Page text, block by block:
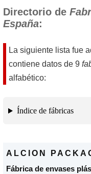
Directorio de
España:
La siguiente lista fue
contiene datos de 9
alfabético:
Índice de fábricas
ALCION
Fábrica de envases